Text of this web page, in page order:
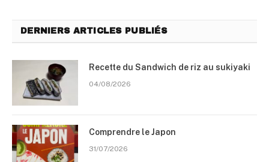
DERNIERS ARTICLES PUBLIÉS
Recette du Sandwich de riz au sukiyaki
04/08/2026
Comprendre le Japon
31/07/2026